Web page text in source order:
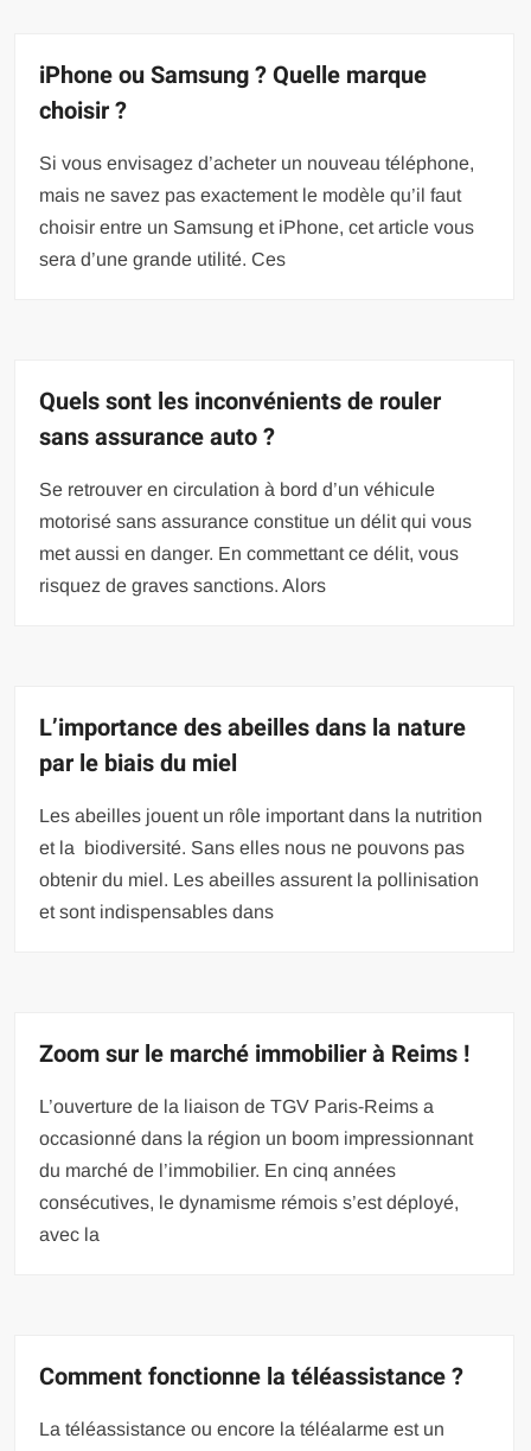
iPhone ou Samsung ? Quelle marque
choisir ?
Si vous envisagez d’acheter un nouveau téléphone,
mais ne savez pas exactement le modèle qu’il faut
choisir entre un Samsung et iPhone, cet article vous
sera d’une grande utilité. Ces
Quels sont les inconvénients de rouler
sans assurance auto ?
Se retrouver en circulation à bord d’un véhicule
motorisé sans assurance constitue un délit qui vous
met aussi en danger. En commettant ce délit, vous
risquez de graves sanctions. Alors
L’importance des abeilles dans la nature
par le biais du miel
Les abeilles jouent un rôle important dans la nutrition
et la biodiversité. Sans elles nous ne pouvons pas
obtenir du miel. Les abeilles assurent la pollinisation
et sont indispensables dans
Zoom sur le marché immobilier à Reims !
L’ouverture de la liaison de TGV Paris-Reims a
occasionné dans la région un boom impressionnant
du marché de l’immobilier. En cinq années
consécutives, le dynamisme rémois s’est déployé,
avec la
Comment fonctionne la téléassistance ?
La téléassistance ou encore la téléalarme est un